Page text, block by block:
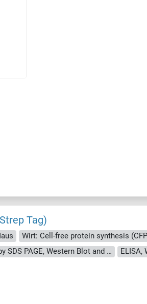
Tag)
Wirt: Cell-free protein synthesis
approximately 70-80 % as determined by SDS PAGE, Western Blot and analytical SEC (HPLC).
ELISA,